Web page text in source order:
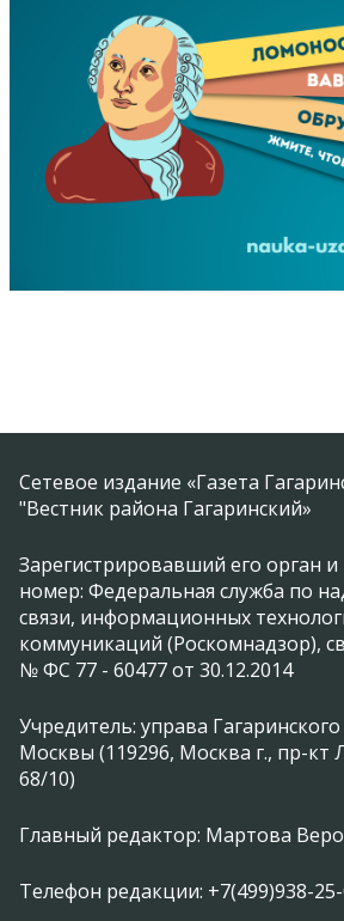
Сетевое издание «Газета
"Вестник района Гагаринский»
Зарегистрировавший его орган
номер: Федеральная служба по
связи, информационных
коммуникаций (Роскомнадзор),
№ ФС 77 - 60477 от 30.12.2014
Учредитель: управа
Москвы (119296, Москва г., пр-кт
68/10)
Главный редактор: Мартова
Телефон редакции: +7(499)938-